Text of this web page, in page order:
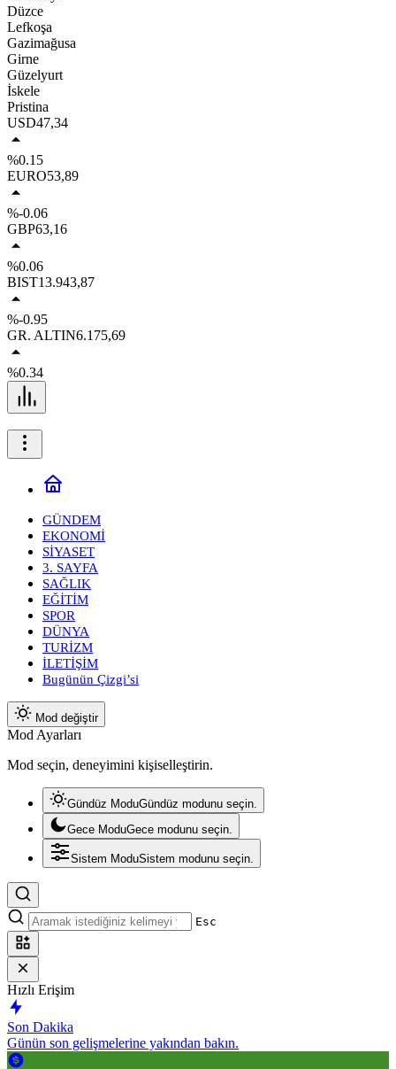
Düzce
Lefkoşa
Gazimağusa
Girne
Güzelyurt
İskele
Pristina
USD47,34
%0.15
EURO53,89
%-0.06
GBP63,16
%0.06
BIST13.943,87
%-0.95
GR. ALTIN6.175,69
%0.34
GÜNDEM
EKONOMİ
SİYASET
3. SAYFA
SAĞLIK
EĞİTİM
SPOR
DÜNYA
TURİZM
İLETİŞİM
Bugünün Çizgi’si
Mod değiştir
Mod Ayarları
Mod seçin, deneyimini kişiselleştirin.
Gündüz ModuGündüz modunu seçin.
Gece ModuGece modunu seçin.
Sistem ModuSistem modunu seçin.
Esc
Hızlı Erişim
Son Dakika
Günün son gelişmelerine yakından bakın.